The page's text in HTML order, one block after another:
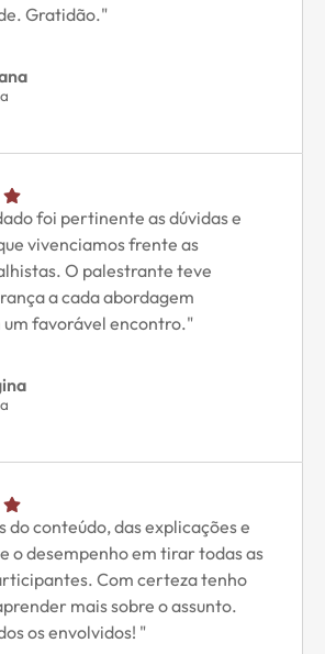
Gratidão."
foi pertinente as dúvidas e
vivenciamos frente as
O palestrante teve
a cada abordagem
um favorável encontro."
do conteúdo, das explicações e
o desempenho em tirar todas as
Com certeza tenho
mais sobre o assunto.
os envolvidos! "